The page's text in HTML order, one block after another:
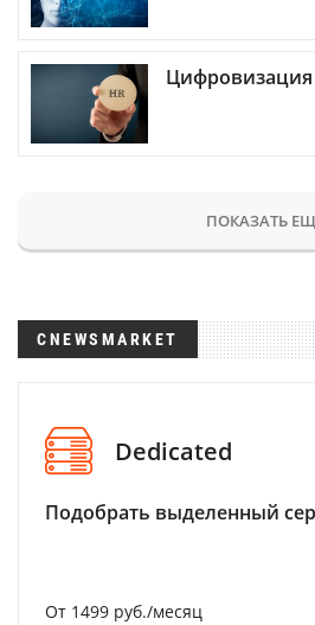
Цифровизация
ПОКАЗАТЬ
CNEWSMARKET
Dedicated
Подобрать выделенный
От 1499 руб./месяц